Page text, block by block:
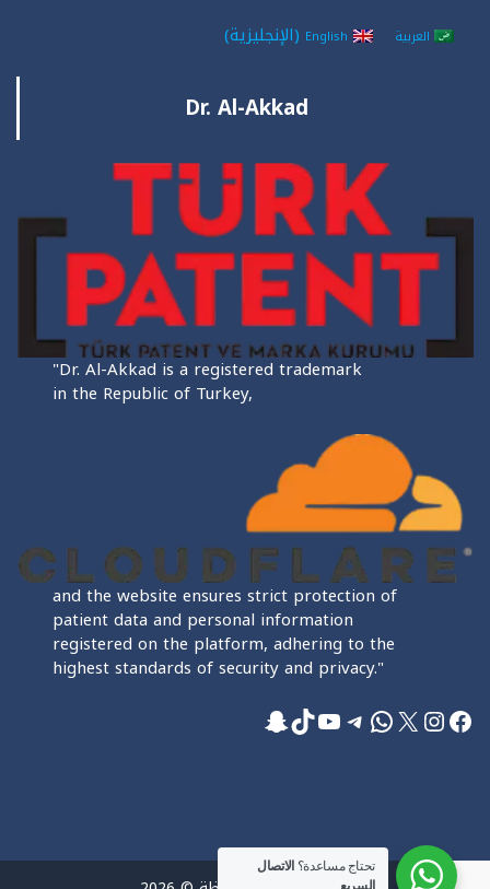
العربية English
(الإنجليزية)
Dr. Al-Akkad
"Dr. Al-Akkad is a registered trademark
in the Republic of Turkey,
and the website ensures strict protection of
patient data and personal information
registered on the platform, adhering to the
highest standards of security and privacy."
فيسبوك
إنستجرام
إكسواتساب
تيليجرام
يوتيوب
تيك توك
سناب شات
تحتاج مساعدة؟ الاتصال
السريع